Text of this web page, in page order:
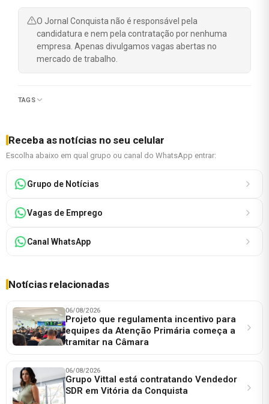
O Jornal Conquista não é responsável pela
candidatura e nem pela contratação por nenhuma
empresa. Apenas divulgamos vagas abertas no
mercado de trabalho.
TAGS
Receba as notícias no seu celular
Escolha abaixo em qual grupo ou canal do WhatsApp entrar:
Grupo de Notícias
Vagas de Emprego
Canal WhatsApp
Notícias relacionadas
06/08/2026
Projeto que regulamenta incentivo para
equipes da Atenção Primária começa a
tramitar na Câmara
06/08/2026
Grupo Vittal está contratando Vendedor
SDR em Vitória da Conquista